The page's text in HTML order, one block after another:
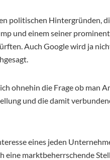
politischen Hintergründen,
und einem seiner
Auch Google wird ja
ohnehin die Frage ob man
und die damit
eines jeden
marktbeherrschende